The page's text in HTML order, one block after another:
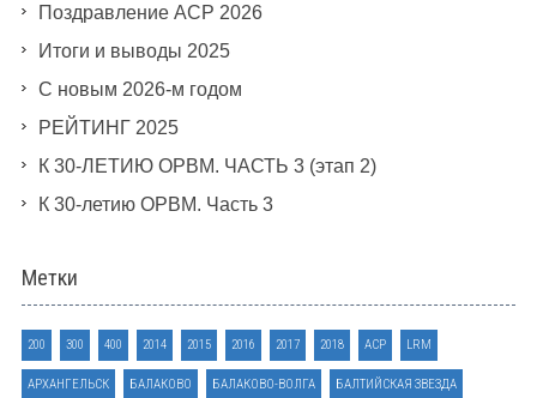
Поздравление АСР 2026
Итоги и выводы 2025
С новым 2026-м годом
РЕЙТИНГ 2025
К 30-ЛЕТИЮ ОРВМ. ЧАСТЬ 3 (этап 2)
К 30-летию ОРВМ. Часть 3
Метки
200 300 400 2014 2015 2016 2017 2018 ACP LRM
АРХАНГЕЛЬСК БАЛАКОВО БАЛАКОВО-ВОЛГА БАЛТИЙСКАЯ ЗВЕЗДА